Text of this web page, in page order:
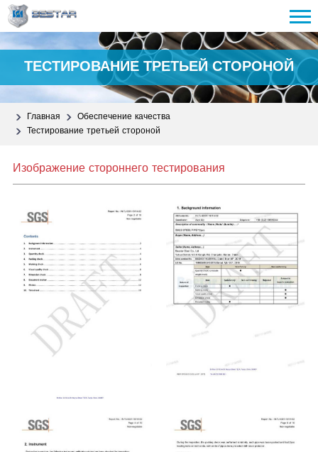
ТЕСТИРОВАНИЕ ТРЕТЬЕЙ СТОРОНОЙ
Главная
Обеспечение качества
Тестирование третьей стороной
Изображение стороннего тестирования